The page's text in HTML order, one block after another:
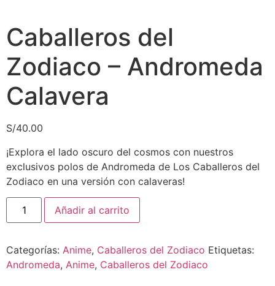
Caballeros del
Zodiaco – Andromeda
Calavera
S/40.00
¡Explora el lado oscuro del cosmos con nuestros
exclusivos polos de Andromeda de Los Caballeros del
Zodiaco en una versión con calaveras!
Añadir al carrito
Categorías: Anime, Caballeros del Zodiaco Etiquetas:
Andromeda, Anime, Caballeros del Zodiaco